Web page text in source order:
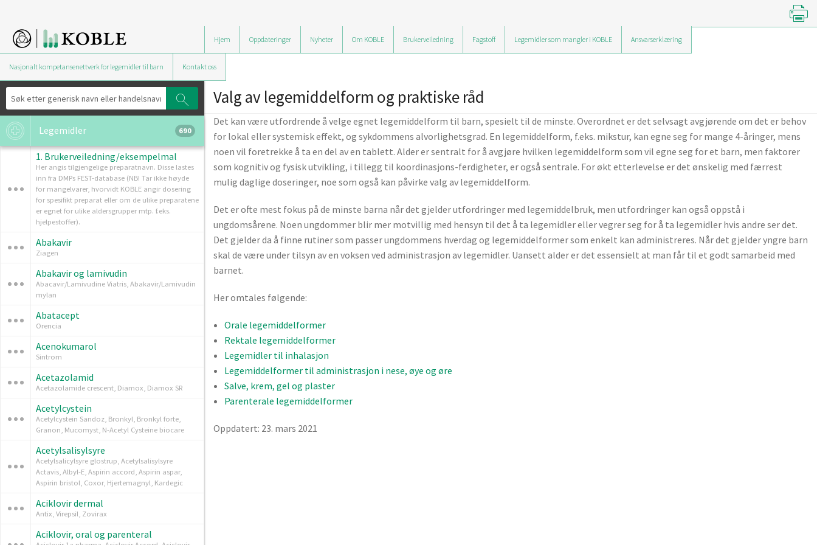
Hjem Oppdateringer Nyheter Om KOBLE Brukerveiledning Fagstoff Legemidler som mangler i KOBLE Ansvarserklæring
Nasjonalt kompetansenettverk for legemidler til barn Kontakt oss
Legemidler 690
1. Brukerveiledning/eksempelmal
Her angis tilgjengelige preparatnavn. Disse lastes
inn fra DMPs FEST-database (NB! Tar ikke høyde
for mangelvarer, hvorvidt KOBLE angir dosering
for spesifikt preparat eller om de ulike preparatene
er egnet for ulike aldersgrupper mtp. f.eks.
hjelpestoffer).
Abakavir
Ziagen
Abakavir og lamivudin
Abacavir/Lamivudine Viatris, Abakavir/Lamivudin
mylan
Abatacept
Orencia
Acenokumarol
Sintrom
Acetazolamid
Acetazolamide crescent, Diamox, Diamox SR
Acetylcystein
Acetylcystein Sandoz, Bronkyl, Bronkyl forte,
Granon, Mucomyst, N-Acetyl Cysteine biocare
Acetylsalisylsyre
Acetylsalicylsyre glostrup, Acetylsalisylsyre
Actavis, Albyl-E, Aspirin accord, Aspirin aspar,
Aspirin bristol, Coxor, Hjertemagnyl, Kardegic
Aciklovir dermal
Antix, Virepsil, Zovirax
Aciklovir, oral og parenteral
Valg av legemiddelform og praktiske råd
Det kan være utfordrende å velge egnet legemiddelform til barn, spesielt til de minste. Overordnet er det selvsagt avgjørende om det er behov
for lokal eller systemisk effekt, og sykdommens alvorlighetsgrad. En legemiddelform, f.eks. mikstur, kan egne seg for mange 4-åringer, mens
noen vil foretrekke å ta en del av en tablett. Alder er sentralt for å avgjøre hvilken legemiddelform som vil egne seg for et barn, men faktorer
som kognitiv og fysisk utvikling, i tillegg til koordinasjons-ferdigheter, er også sentrale. For økt etterlevelse er det ønskelig med færrest
mulig daglige doseringer, noe som også kan påvirke valg av legemiddelform.
Det er ofte mest fokus på de minste barna når det gjelder utfordringer med legemiddelbruk, men utfordringer kan også oppstå i
ungdomsårene. Noen ungdommer blir mer motvillig med hensyn til det å ta legemidler eller vegrer seg for å ta legemidler hvis andre ser det.
Det gjelder da å finne rutiner som passer ungdommens hverdag og legemiddelformer som enkelt kan administreres. Når det gjelder yngre barn
skal de være under tilsyn av en voksen ved administrasjon av legemidler. Uansett alder er det essensielt at man får til et godt samarbeid med
barnet.
Her omtales følgende:
Orale legemiddelformer
Rektale legemiddelformer
Legemidler til inhalasjon
Legemiddelformer til administrasjon i nese, øye og øre
Salve, krem, gel og plaster
Parenterale legemiddelformer
Oppdatert: 23. mars 2021